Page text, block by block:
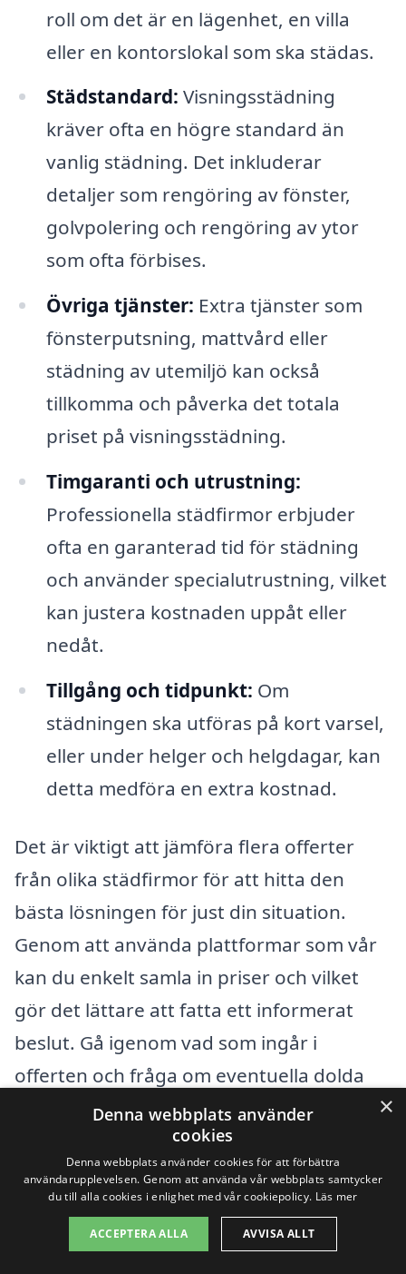
roll om det är en lägenhet, en villa
eller en kontorslokal som ska städas.
Städstandard: Visningsstädning
kräver ofta en högre standard än
vanlig städning. Det inkluderar
detaljer som rengöring av fönster,
golvpolering och rengöring av ytor
som ofta förbises.
Övriga tjänster: Extra tjänster som
fönsterputsning, mattvård eller
städning av utemiljö kan också
tillkomma och påverka det totala
priset på visningsstädning.
Timgaranti och utrustning:
Professionella städfirmor erbjuder
ofta en garanterad tid för städning
och använder specialutrustning, vilket
kan justera kostnaden uppåt eller
nedåt.
Tillgång och tidpunkt: Om
städningen ska utföras på kort varsel,
eller under helger och helgdagar, kan
detta medföra en extra kostnad.
Det är viktigt att jämföra flera offerter
från olika städfirmor för att hitta den
bästa lösningen för just din situation.
Genom att använda plattformar som vår
kan du enkelt samla in priser och vilket
gör det lättare att fatta ett informerat
beslut. Gå igenom vad som ingår i
offerten och fråga om eventuella dolda
kostnader.
Genom att förstå de olika faktorerna som
påverkar priset på visningsstädning i
Sjösa kan du göra en mer välgrundad val
×
Denna webbplats använder
cookies
Denna webbplats använder cookies för att förbättra
användarupplevelsen. Genom att använda vår webbplats samtycker
du till alla cookies i enlighet med vår cookiepolicy. Läs mer
ACCEPTERA ALLA AVVISA ALLT